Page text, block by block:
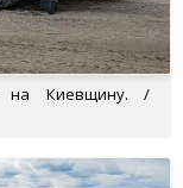
на Киевщину. /